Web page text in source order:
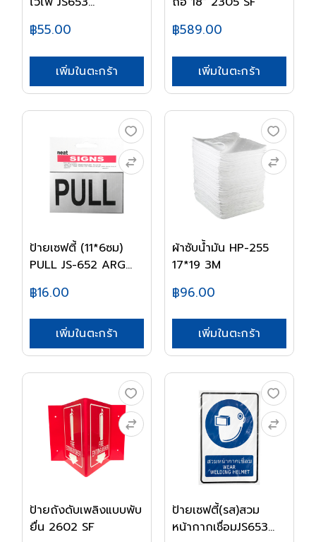
฿55.00
เพิ่มในตะกร้า
฿589.00
เพิ่มในตะกร้า
ป้ายเซฟตี้ (11*6ซม)
PULL JS-652 ARG...
฿16.00
เพิ่มในตะกร้า
ผ้าซับน้ำมัน HP-255
17*19 3M
฿96.00
เพิ่มในตะกร้า
ป้ายถังดับเพลิงแบบพับ
ยื่น 2602 SF
ป้ายเซฟตี้(รส)สวม
หน้ากากเชื่อมJS653...